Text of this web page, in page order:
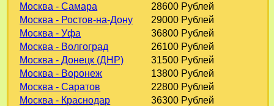
Москва - Самара
28600 Рублей
Москва - Ростов-на-Дону
29000 Рублей
Москва - Уфа
36800 Рублей
Москва - Волгоград
26100 Рублей
Москва - Донецк (ДНР)
31500 Рублей
Москва - Воронеж
13800 Рублей
Москва - Саратов
22800 Рублей
Москва - Краснодар
36300 Рублей